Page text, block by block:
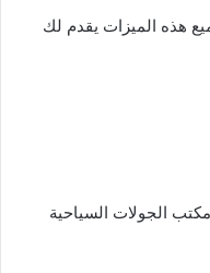
هذه الميزات يقدم لك
الجولات السياحية